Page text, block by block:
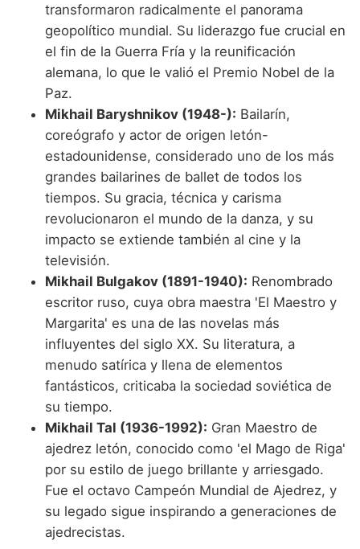
transformaron radicalmente el panorama
geopolítico mundial. Su liderazgo fue crucial en
el fin de la Guerra Fría y la reunificación
alemana, lo que le valió el Premio Nobel de la
Paz.
Mikhail Baryshnikov (1948-): Bailarín,
coreógrafo y actor de origen letón-
estadounidense, considerado uno de los más
grandes bailarines de ballet de todos los
tiempos. Su gracia, técnica y carisma
revolucionaron el mundo de la danza, y su
impacto se extiende también al cine y la
televisión.
Mikhail Bulgakov (1891-1940): Renombrado
escritor ruso, cuya obra maestra 'El Maestro y
Margarita' es una de las novelas más
influyentes del siglo XX. Su literatura, a
menudo satírica y llena de elementos
fantásticos, criticaba la sociedad soviética de
su tiempo.
Mikhail Tal (1936-1992): Gran Maestro de
ajedrez letón, conocido como 'el Mago de Riga'
por su estilo de juego brillante y arriesgado.
Fue el octavo Campeón Mundial de Ajedrez, y
su legado sigue inspirando a generaciones de
ajedrecistas.